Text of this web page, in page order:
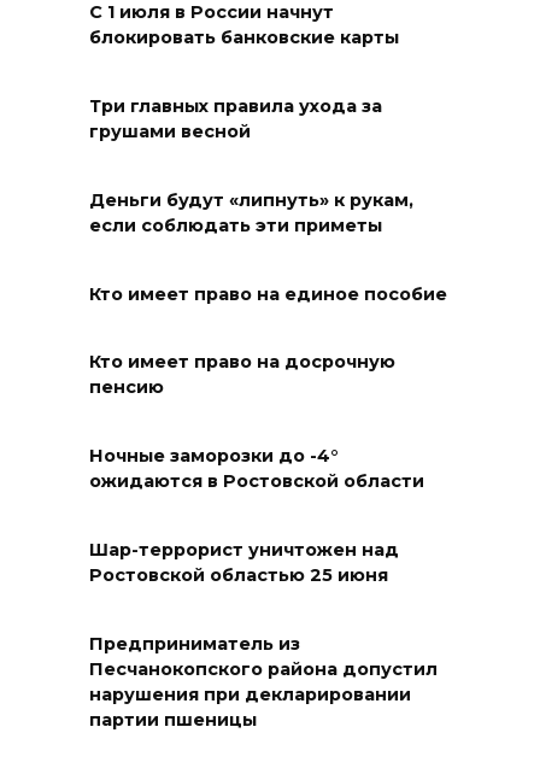
06 августа 2026 07:00
Более 20 БПЛА уничтожили
над Ростовской областью
августа
05 августа 2026 22:34
временно отключат воду в
нескольких населенных
05 августа 2026 22:04
Ростова продолжаются
работы по восстановлению
электроснабжения
С 1 июля в России начнут
блокировать банковские карты
Три главных правила ухода за
грушами весной
Деньги будут «липнуть» к рукам,
если соблюдать эти приметы
Кто имеет право на единое пособие
Кто имеет право на досрочную
пенсию
Ночные заморозки до -4°
ожидаются в Ростовской области
Шар-террорист уничтожен над
Ростовской областью 25 июня
Предприниматель из
Песчанокопского района допустил
нарушения при декларировании
партии пшеницы